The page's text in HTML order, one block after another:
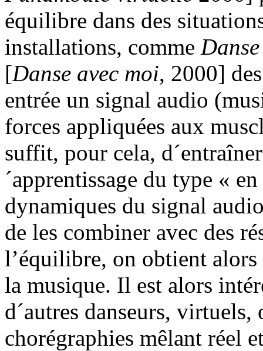
équilibre dans des
installations, comme
[Danse avec moi, 2000]
entrée un signal audio
forces appliquées aux
suffit, pour cela,
´apprentissage du type «
dynamiques du signal
de les combiner avec des
l’équilibre, on obtient alors
la musique. Il est alors
d´autres danseurs,
chorégraphies mêlant réel